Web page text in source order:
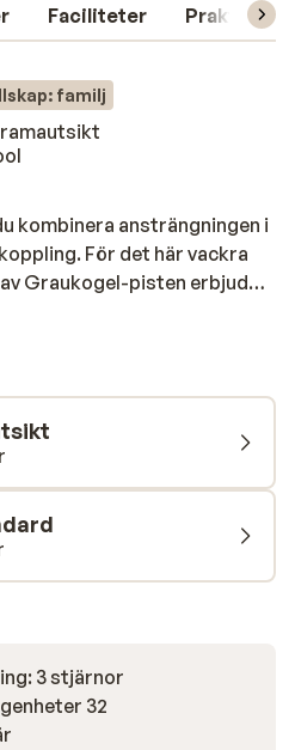
Faciliteter Praktisk
familj
kombinera ansträngningen i
För det här vackra
Graukogel-pisten erbjuder
att koppla av fullständigt
med vacker panoramautsikt.
ta ett dopp i den uppvärmda
av i bastun, infraröda
kan även skämma bort dig
3 stjärnor
32